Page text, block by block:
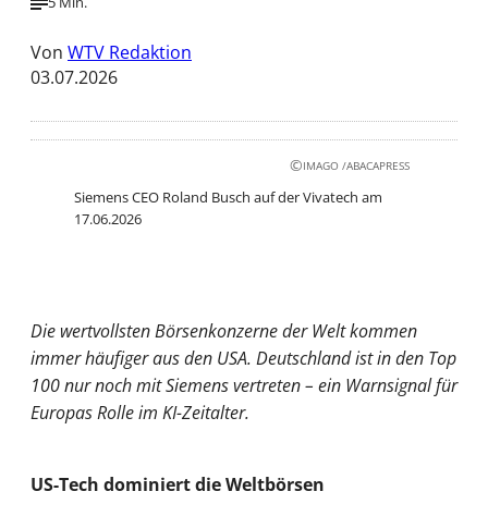
Von WTV Redaktion
03.07.2026
©IMAGO /ABACAPRESS
Siemens CEO Roland Busch auf der Vivatech am
17.06.2026
Die wertvollsten Börsenkonzerne der Welt kommen
immer häufiger aus den USA. Deutschland ist in den Top
100 nur noch mit Siemens vertreten – ein Warnsignal für
Europas Rolle im KI-Zeitalter.
US-Tech dominiert die Weltbörsen